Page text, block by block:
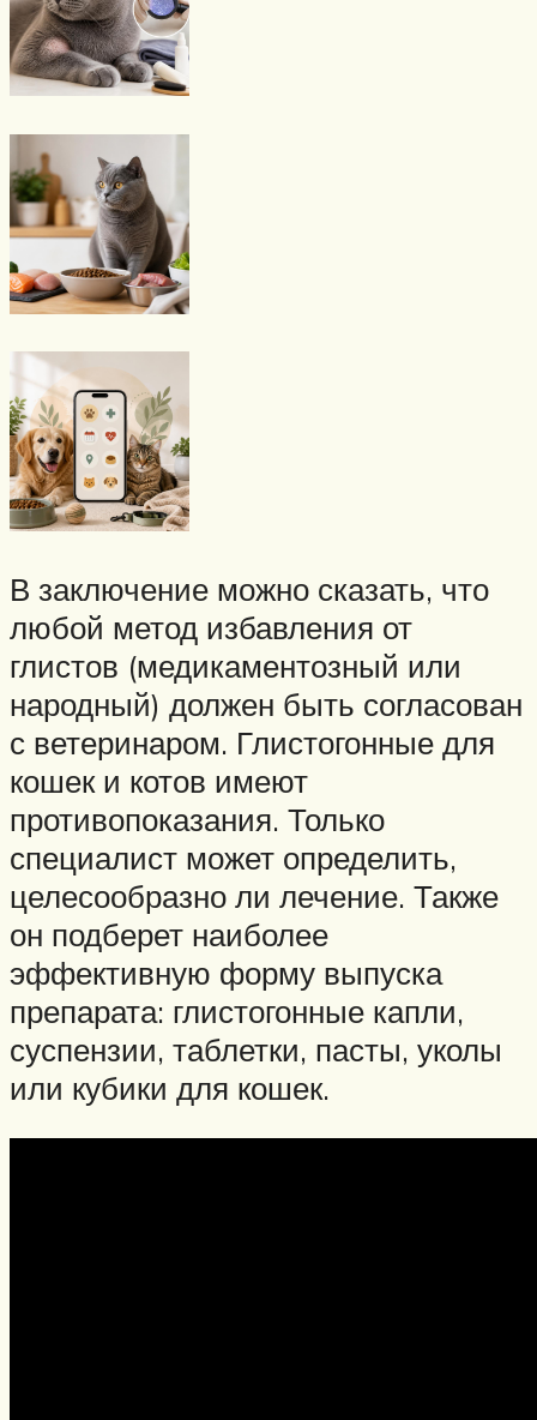
В заключение можно сказать, что
любой метод избавления от
глистов (медикаментозный или
народный) должен быть согласован
с ветеринаром. Глистогонные для
кошек и котов имеют
противопоказания. Только
специалист может определить,
целесообразно ли лечение. Также
он подберет наиболее
эффективную форму выпуска
препарата: глистогонные капли,
суспензии, таблетки, пасты, уколы
или кубики для кошек.